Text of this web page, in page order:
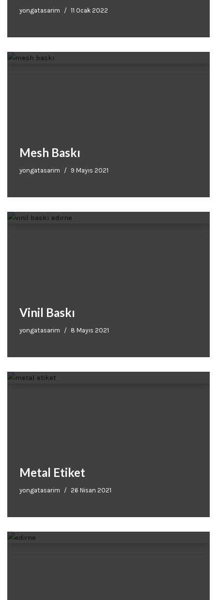
yongatasarim 11 Ocak 2022
Mesh Baskı
yongatasarim 9 Mayıs 2021
Vinil Baskı
yongatasarim 8 Mayıs 2021
Metal Etiket
yongatasarim 26 Nisan 2021